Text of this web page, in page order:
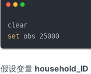
set obs 25000
假设变量 household_ID